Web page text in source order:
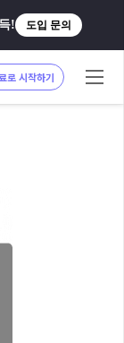
! 도입 문의
로 시작하기